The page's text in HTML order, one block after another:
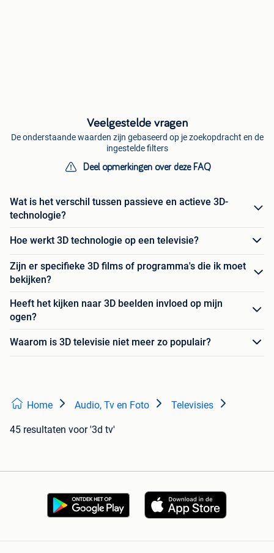
Veelgestelde vragen
De onderstaande waarden zijn gebaseerd op je zoekopdracht en de
ingestelde filters
Deel opmerkingen over deze FAQ
Wat is het verschil tussen passieve en actieve 3D-
technologie?
Hoe werkt 3D technologie op een televisie?
Zijn er specifieke 3D films of programma's die ik moet
bekijken?
Heeft het kijken naar 3D beelden invloed op mijn
ogen?
Waarom is 3D televisie niet meer zo populair?
Home Audio, Tv en Foto Televisies
45 resultaten voor '3d tv'